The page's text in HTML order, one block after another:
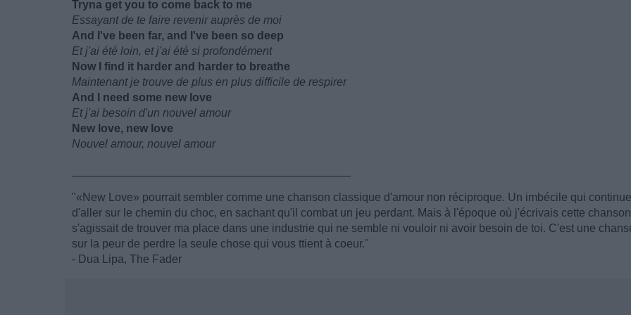
Tryna get you to come back to me
Essayant de te faire revenir auprès de moi
And I've been far, and I've been so deep
Et j'ai été loin, et j'ai été si profondément
Now I find it harder and harder to breathe
Maintenant je trouve de plus en plus difficile de respirer
And I need some new love
Et j'ai besoin d'un nouvel amour
New love, new love
Nouvel amour, nouvel amour
"«New Love» pourrait sembler comme une chanson classique d'amour non réciproque. Un imbécile qui continue
d'aller sur le chemin du choc, en sachant qu'il combat un jeu perdant. Mais à l'époque où j'écrivais cette
s'agissait de trouver ma place dans une industrie qui ne semble ni vouloir ni avoir besoin de toi. C'est une
sur la peur de perdre la seule chose qui vous ttient à coeur."
- Dua Lipa, The Fader